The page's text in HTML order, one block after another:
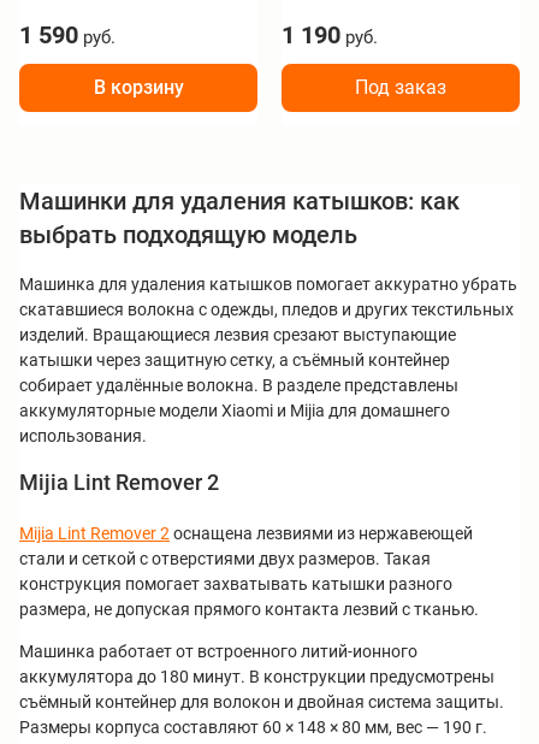
1 590 руб.
В корзину
1 190 руб.
Под заказ
Машинки для удаления катышков: как
выбрать подходящую модель
Машинка для удаления катышков помогает аккуратно убрать
скатавшиеся волокна с одежды, пледов и других текстильных
изделий. Вращающиеся лезвия срезают выступающие
катышки через защитную сетку, а съёмный контейнер
собирает удалённые волокна. В разделе представлены
аккумуляторные модели Xiaomi и Mijia для домашнего
использования.
Mijia Lint Remover 2
Mijia Lint Remover 2 оснащена лезвиями из нержавеющей
стали и сеткой с отверстиями двух размеров. Такая
конструкция помогает захватывать катышки разного
размера, не допуская прямого контакта лезвий с тканью.
Машинка работает от встроенного литий-ионного
аккумулятора до 180 минут. В конструкции предусмотрены
съёмный контейнер для волокон и двойная система защиты.
Размеры корпуса составляют 60 × 148 × 80 мм, вес — 190 г.